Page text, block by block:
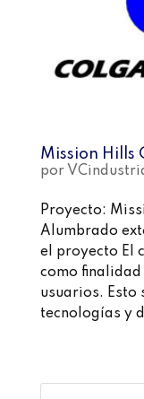
Mission Hills
por
Proyecto:
Alumbrado
el proyecto El
como
usuarios. Esto
tecnologías y